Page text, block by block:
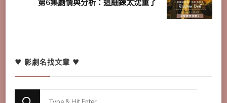
第6集劇情與分析：這細鍊太沈重了
♥ 影劇名找文章 ♥
Looking